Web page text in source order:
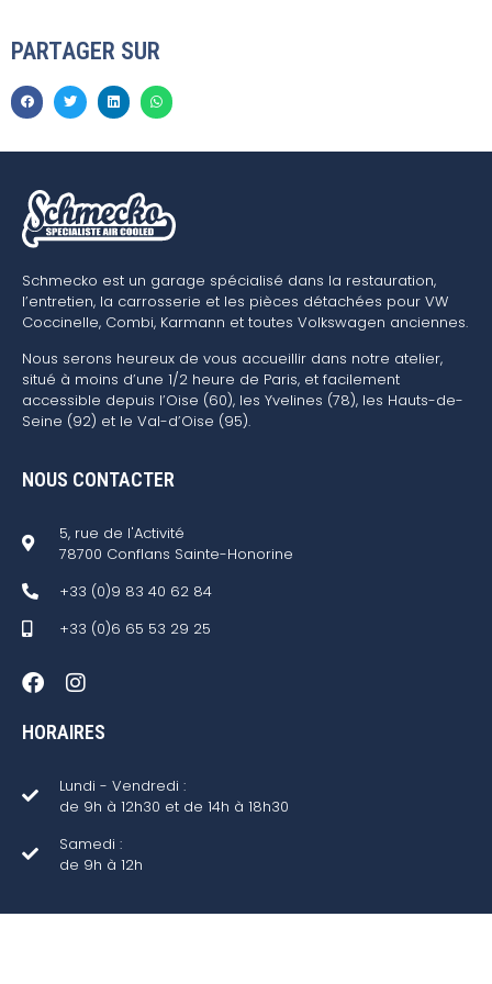
PARTAGER SUR
Schmecko est un garage spécialisé dans la restauration,
l’entretien, la carrosserie et les pièces détachées pour VW
Coccinelle, Combi, Karmann et toutes Volkswagen anciennes.
Nous serons heureux de vous accueillir dans notre atelier,
situé à moins d’une 1/2 heure de Paris, et facilement
accessible depuis l’Oise (60), les Yvelines (78), les Hauts-de-
Seine (92) et le Val-d’Oise (95).
NOUS CONTACTER
5, rue de l'Activité
78700 Conflans Sainte-Honorine
+33 (0)9 83 40 62 84
+33 (0)6 65 53 29 25
HORAIRES
Lundi - Vendredi :
de 9h à 12h30 et de 14h à 18h30
Samedi :
de 9h à 12h